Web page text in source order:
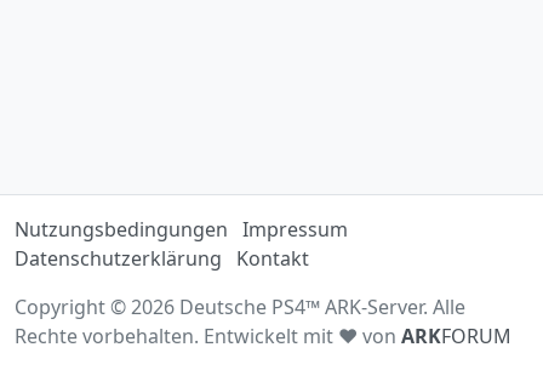
Nutzungsbedingungen Impressum
Datenschutzerklärung
Kontakt
Copyright © 2026 Deutsche PS4™ ARK-Server. Alle
Rechte vorbehalten. Entwickelt mit ♥ von ARKFORUM